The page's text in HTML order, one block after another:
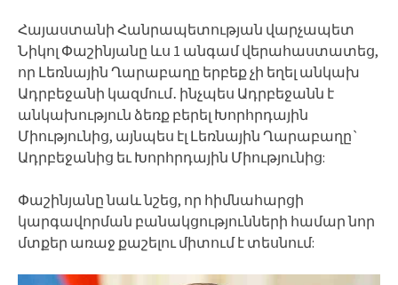
Հայաստանի Հանրապետության վարչապետ
Նիկոլ Փաշինյանը ևս 1 անգամ վերահաստատեց,
որ Լեռնային Ղարաբաղը երբեք չի եղել անկախ
Ադրբեջանի կազմում․ ինչպես Ադրբեջանն է
անկախություն ձեռք բերել Խորհրդային
Միությունից, այնպես էլ Լեռնային Ղարաբաղը`
Ադրբեջանից եւ Խորհրդային Միությունից:
Փաշինյանը նաև նշեց, որ հիմնահարցի
կարգավորման բանակցությունների համար նոր
մտքեր առաջ քաշելու միտում է տեսնում: